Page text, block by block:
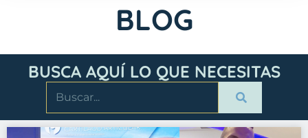
BLOG
BUSCA AQUÍ LO QUE NECESITAS